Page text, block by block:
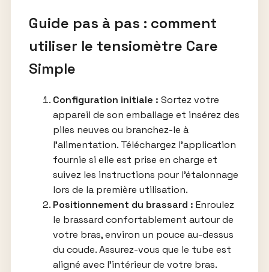
Guide pas à pas : comment
utiliser le tensiomètre Care
Simple
Configuration initiale : Sortez votre
appareil de son emballage et insérez des
piles neuves ou branchez-le à
l’alimentation. Téléchargez l’application
fournie si elle est prise en charge et
suivez les instructions pour l’étalonnage
lors de la première utilisation.
Positionnement du brassard : Enroulez
le brassard confortablement autour de
votre bras, environ un pouce au-dessus
du coude. Assurez-vous que le tube est
aligné avec l’intérieur de votre bras.